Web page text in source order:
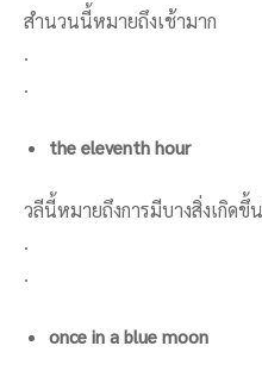
สำนวนนี้หมายถึงเช้ามาก
.
.
the eleventh hour
วลีนี้หมายถึงการมีบางสิ่งเกิด
.
.
once in a blue moon